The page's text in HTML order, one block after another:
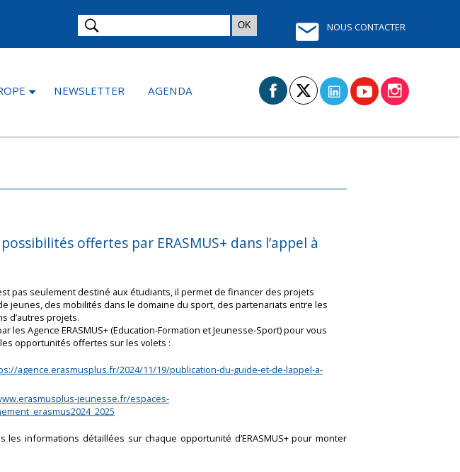
NOUS CONTACTER
NEWSLETTER AGENDA
offertes par ERASMUS+ dans l’appel à
pas seulement destiné aux étudiants, il permet de financer des projets
jeunes, des mobilités dans le domaine du sport, des partenariats entre les
d’autres projets.
les Agence ERASMUS+ (Education-Formation et Jeunesse-Sport) pour vous
opportunités offertes sur les volets :
agence.erasmusplus.fr/2024/11/19/publication-du-guide-et-de-lappel-a-
jeunesse.fr/espaces-
les informations détaillées sur chaque opportunité d’ERASMUS+ pour monter